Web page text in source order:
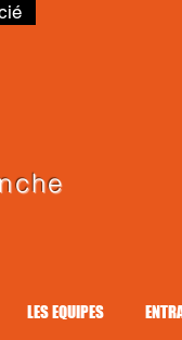
LES EQUIPES